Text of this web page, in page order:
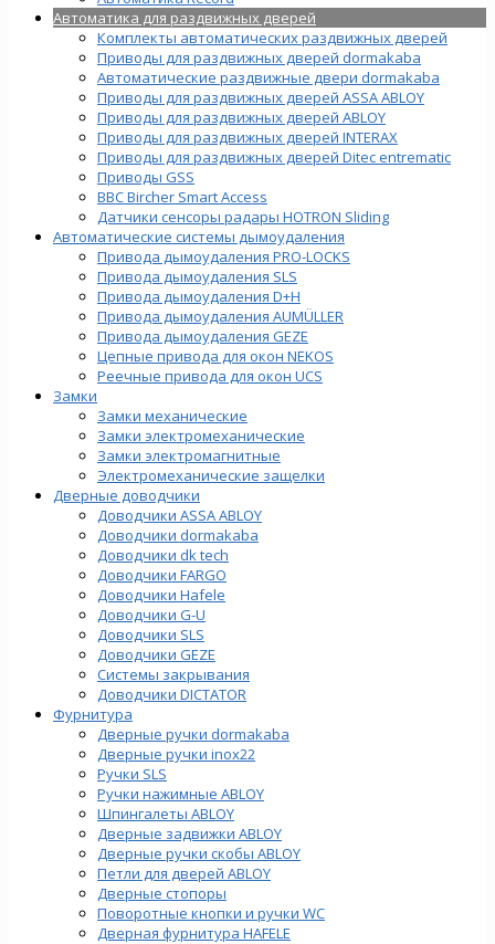
Автоматика для раздвижных дверей
Комплекты автоматических раздвижных дверей
Приводы для раздвижных дверей dormakaba
Автоматические раздвижные двери dormakaba
Приводы для раздвижных дверей ASSA ABLOY
Приводы для раздвижных дверей ABLOY
Приводы для раздвижных дверей INTERAX
Приводы для раздвижных дверей Ditec entrematic
Приводы GSS
BBC Bircher Smart Access
Датчики сенсоры радары HOTRON Sliding
Автоматические системы дымоудаления
Привода дымоудаления PRO-LOCKS
Привода дымоудаления SLS
Привода дымоудаления D+H
Привода дымоудаления AUMÜLLER
Привода дымоудаления GEZE
Цепные привода для окон NEKOS
Реечные привода для окон UСS
Замки
Замки механические
Замки электромеханические
Замки электромагнитные
Электромеханические защелки
Дверные доводчики
Доводчики ASSA ABLOY
Доводчики dormakaba
Доводчики dk tech
Доводчики FARGO
Доводчики Hafele
Доводчики G-U
Доводчики SLS
Доводчики GEZE
Cистемы закрывания
Доводчики DICTATOR
Фурнитура
Дверные ручки dormakaba
Дверные ручки inox22
Ручки SLS
Ручки нажимные ABLOY
Шпингалеты ABLOY
Дверные задвижки ABLOY
Дверные ручки скобы ABLOY
Петли для дверей ABLOY
Дверные стопоры
Поворотные кнопки и ручки WC
Дверная фурнитура HAFELE